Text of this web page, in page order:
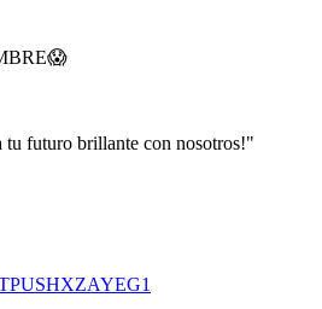
tu futuro brillante con nosotros!"